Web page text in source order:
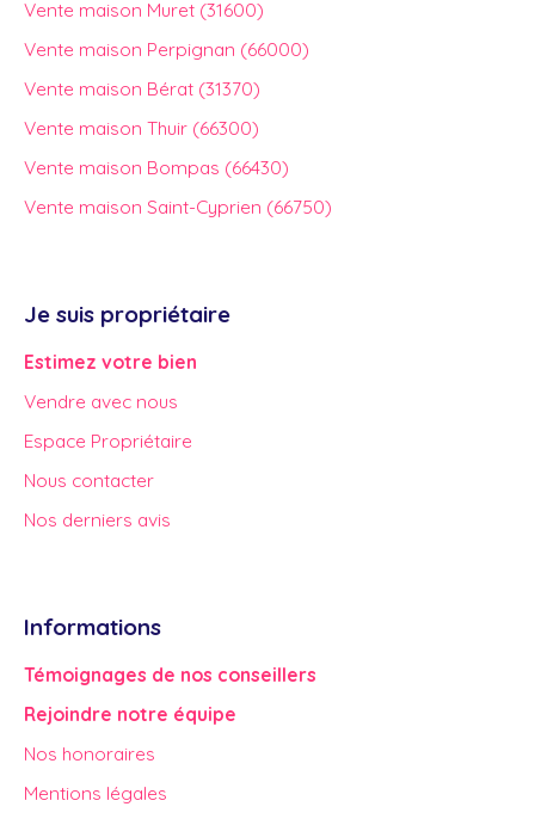
Vente maison Muret (31600)
Vente maison Perpignan (66000)
Vente maison Bérat (31370)
Vente maison Thuir (66300)
Vente maison Bompas (66430)
Vente maison Saint-Cyprien (66750)
Je suis propriétaire
Estimez votre bien
Vendre avec nous
Espace Propriétaire
Nous contacter
Nos derniers avis
Informations
Témoignages de nos conseillers
Rejoindre notre équipe
Nos honoraires
Mentions légales